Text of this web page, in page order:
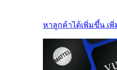
หาลูกค้าได้เพิ่มขึ้น เ